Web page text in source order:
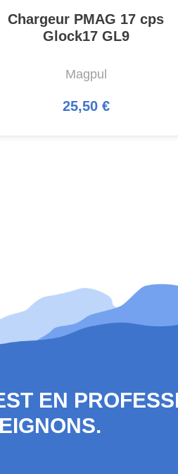
Chargeur PMAG 17 cps
Glock17 GL9
Magpul
25,50 €
EN